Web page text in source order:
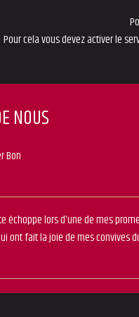
Pour cela vous devez activer le
NOUS
Bon
échoppe lors d'une de mes
ont fait la joie de mes convives